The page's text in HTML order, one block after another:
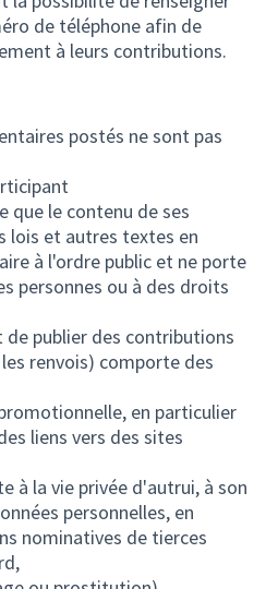
de téléphone afin de
à leurs contributions.
postés ne sont pas
que le contenu de ses
lois et autres textes en
à l'ordre public et ne porte
personnes ou à des droits
publier des contributions
renvois) comporte des
en particulier
liens vers des sites
à la vie privée d'autrui, à son
personnelles, en
nominatives de tierces